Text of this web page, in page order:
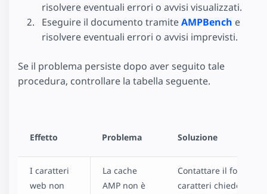
risolvere eventuali errori o avvisi visualizzati.
Eseguire il documento tramiteAMPBench e
risolvere eventuali errori o avvisi imprevisti.
Se il problema persiste dopo aver seguito tale
procedura, controllare la tabella seguente.
Effetto Problema Soluzione
I caratteri
web non
La cache
AMP non è
Contattare il fornitore
caratteri